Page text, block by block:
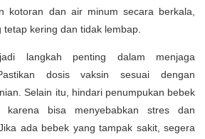
kotoran dan air minum secara berkala,
kering dan tidak lembap.
langkah penting dalam menjaga
dosis vaksin sesuai dengan
Selain itu, hindari penumpukan bebek
karena bisa menyebabkan stres dan
ada bebek yang tampak sakit, segera